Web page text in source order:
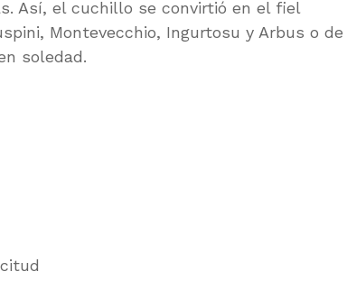
Así, el cuchillo se convirtió en el fiel
Montevecchio, Ingurtosu y Arbus o
soledad.